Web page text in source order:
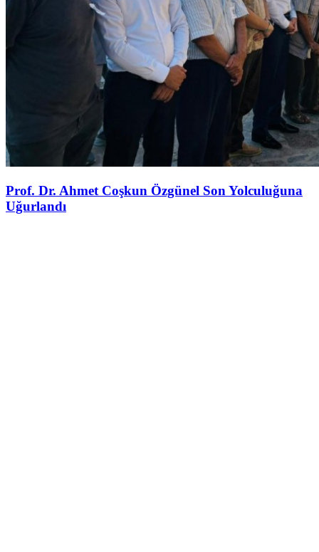
Prof. Dr. Ahmet Coşkun Özgünel Son Yolculuğuna
Uğurlandı